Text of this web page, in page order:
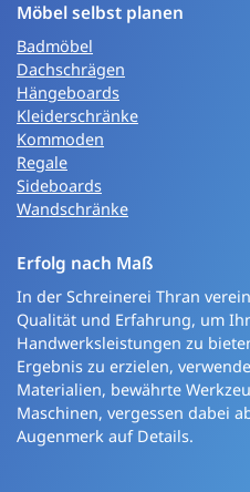
Möbel selbst planen
Badmöbel
Dachschrägen
Hängeboards
Kleiderschränke
Kommoden
Regale
Sideboards
Wandschränke
Erfolg nach Maß
In der Schreinerei Thran
Qualität und Erfahrung, um
Handwerksleistungen zu
Ergebnis zu erzielen,
Materialien, bewährte
Maschinen, vergessen dabei
Augenmerk auf Details.